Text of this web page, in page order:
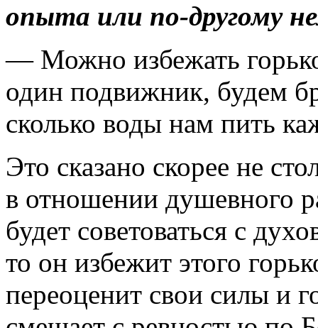
опыта или по-другому
— Можно избежать
один подвижник, будем
сколько воды нам пить
Это сказано скорее не
в отношении душевного
будет советоваться с
то он избе­жит этого
пере­оценит свои силы и